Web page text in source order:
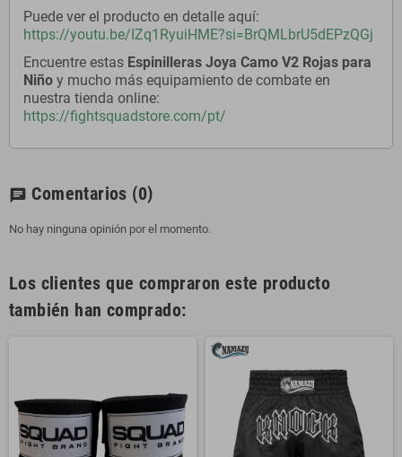
Puede ver el producto en detalle aquí:
https://youtu.be/IZq1RyuiHME?si=BrQMLbrU5dEPzQGj
Encuentre estas Espinilleras Joya Camo V2 Rojas para
Niño y mucho más equipamiento de combate en
nuestra tienda online:
https://fightsquadstore.com/pt/
chat Comentarios (0)
No hay ninguna opinión por el momento.
Los clientes que compraron este producto
también han comprado: